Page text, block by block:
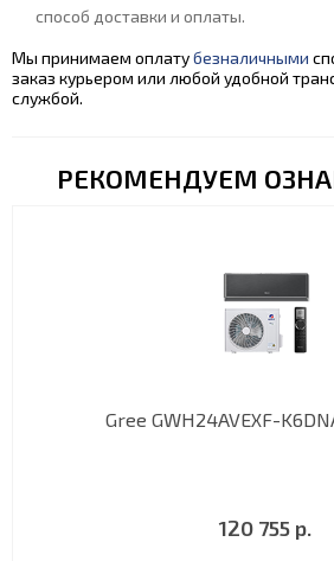
способ доставки и оплаты.
Мы принимаем оплатубезналичными
заказ курьером или любой удобной
службой.
РЕКОМЕНДУЕМ
Gree GWH24AVEXF-
120 755 р.